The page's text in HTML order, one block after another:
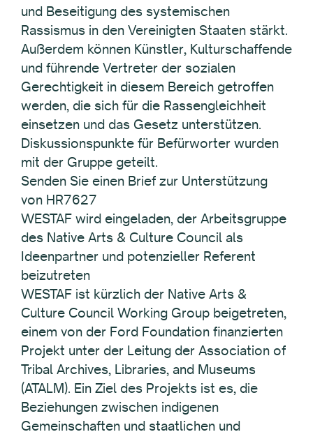
und Beseitigung des systemischen
Rassismus in den Vereinigten Staaten stärkt.
Außerdem können Künstler, Kulturschaffende
und führende Vertreter der sozialen
Gerechtigkeit in diesem Bereich getroffen
werden, die sich für die Rassengleichheit
einsetzen und das Gesetz unterstützen.
Diskussionspunkte für Befürworter wurden
mit der Gruppe geteilt.
Senden Sie einen Brief zur Unterstützung
von HR7627
WESTAF wird eingeladen, der Arbeitsgruppe
des Native Arts & Culture Council als
Ideenpartner und potenzieller Referent
beizutreten
WESTAF ist kürzlich der Native Arts &
Culture Council Working Group beigetreten,
einem von der Ford Foundation finanzierten
Projekt unter der Leitung der Association of
Tribal Archives, Libraries, and Museums
(ATALM). Ein Ziel des Projekts ist es, die
Beziehungen zwischen indigenen
Gemeinschaften und staatlichen und